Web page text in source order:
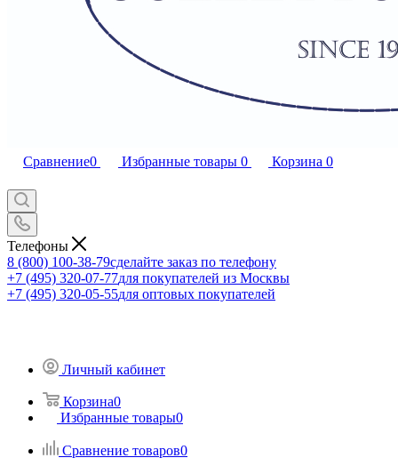
Сравнение0 Избранные товары 0 Корзина 0
Телефоны
8 (800) 100-38-79сделайте заказ по телефону
+7 (495) 320-07-77для покупателей из Москвы
+7 (495) 320-05-55для оптовых покупателей
Личный кабинет
Корзина0
Избранные товары0
Сравнение товаров0